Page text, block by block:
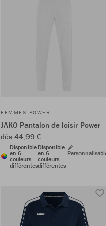
FEMMES POWER
JAKO Pantalon de loisir Power
dès 44,99 €
Disponible
en 6
couleurs
différentes
Disponible
en 6
couleurs
différentes